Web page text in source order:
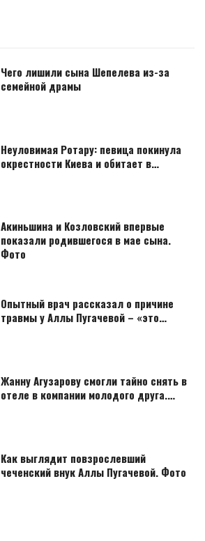
Чего лишили сына Шепелева из-за
семейной драмы
Неуловимая Ротару: певица покинула
окрестности Киева и обитает в…
Акиньшина и Козловский впервые
показали родившегося в мае сына.
Фото
Опытный врач рассказал о причине
травмы у Аллы Пугачевой – «это…
Жанну Агузарову смогли тайно снять в
отеле в компании молодого друга.…
Как выглядит повзрослевший
чеченский внук Аллы Пугачевой. Фото